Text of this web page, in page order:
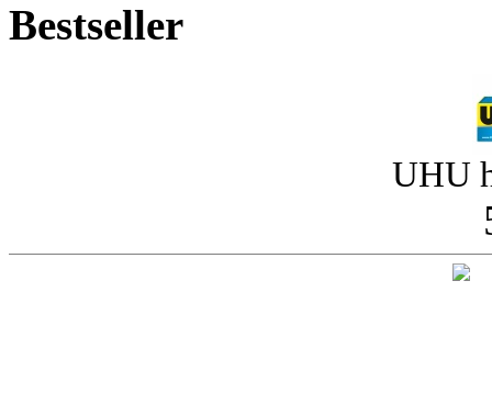
Bestseller
UHU